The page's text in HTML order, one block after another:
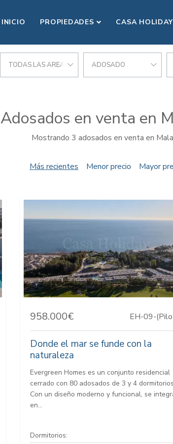
INICIO PROPIEDADES CASA
TODAS LAS AREAS ADOSADO
Adosados en venta en
Mostrando 3 adosados en venta en
Más recientes Menor precio Mayor
958.000€ EH-09-
Donde el mar se funde con la
naturaleza
Evergreen Homes es un conjunto residencial
cerrado con 80 adosados de 3 y 4
Con un diseño moderno y funcional, se
en...
Dormitorios: